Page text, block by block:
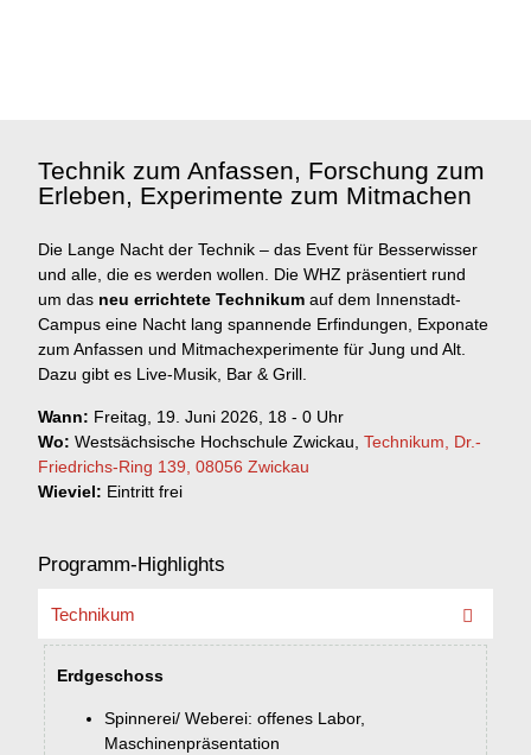
Technik zum Anfassen, Forschung zum
Erleben, Experimente zum Mitmachen
Die Lange Nacht der Technik – das Event für Besserwisser
und alle, die es werden wollen. Die WHZ präsentiert rund
um das neu errichtete Technikum auf dem Innenstadt-
Campus eine Nacht lang spannende Erfindungen, Exponate
zum Anfassen und Mitmachexperimente für Jung und Alt.
Dazu gibt es Live-Musik, Bar & Grill.
Wann: Freitag, 19. Juni 2026, 18 - 0 Uhr
Wo: Westsächsische Hochschule Zwickau, Technikum, Dr.-
Friedrichs-Ring 139, 08056 Zwickau
Wieviel: Eintritt frei
Programm-Highlights
Technikum
Erdgeschoss
Spinnerei/ Weberei: offenes Labor,
Maschinenpräsentation